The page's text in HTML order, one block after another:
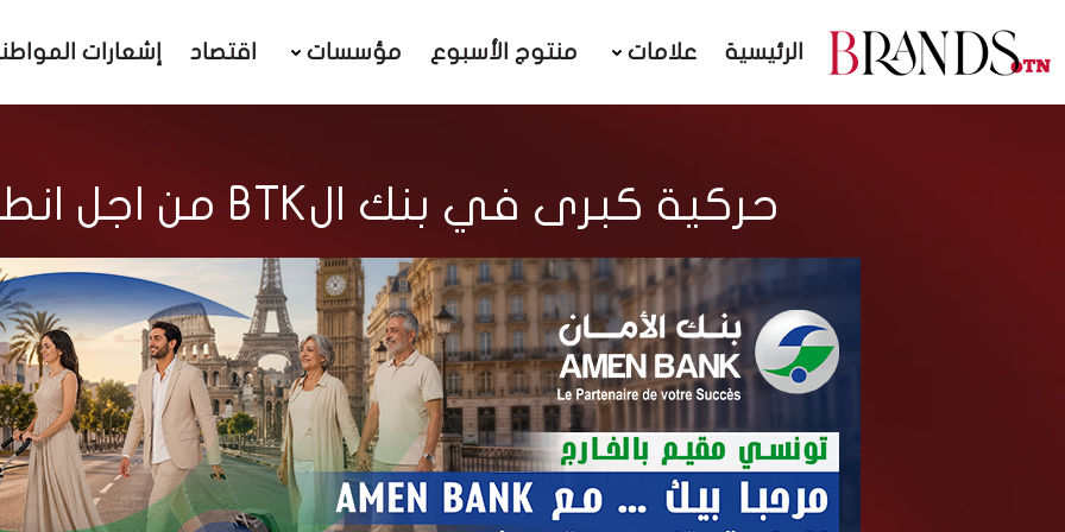
الرئيسية علامات منتوج الأسبوع مؤسسات اقتصاد إشعارات
حركية كبرى في بنك الBTK من اجل انطلاقة جديدة !